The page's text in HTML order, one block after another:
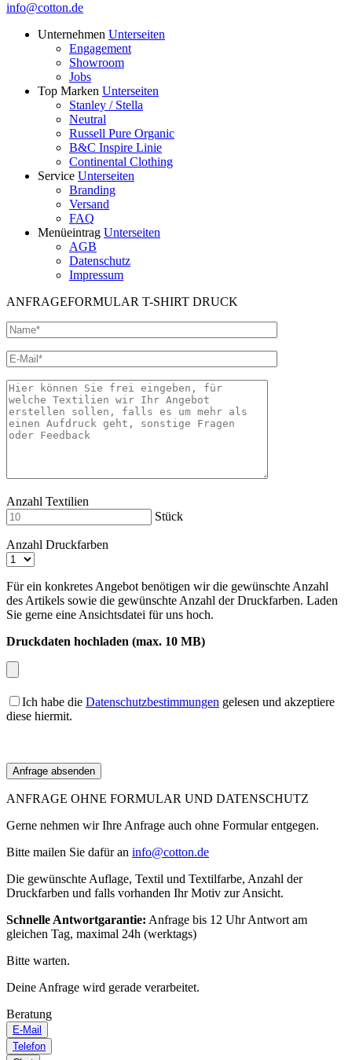
info@cotton.de
Unternehmen Unterseiten
Engagement
Showroom
Jobs
Top Marken Unterseiten
Stanley / Stella
Neutral
Russell Pure Organic
B&C Inspire Linie
Continental Clothing
Service Unterseiten
Branding
Versand
FAQ
Menüeintrag Unterseiten
AGB
Datenschutz
Impressum
ANFRAGEFORMULAR T-SHIRT DRUCK
Anzahl Textilien
Stück
Anzahl Druckfarben
Für ein konkretes Angebot benötigen wir die gewünschte Anzahl
des Artikels sowie die gewünschte Anzahl der Druckfarben. Laden
Sie gerne eine Ansichtsdatei für uns hoch.
Druckdaten hochladen (max. 10 MB)
Ich habe die Datenschutzbestimmungen gelesen und akzeptiere
diese hiermit.
ANFRAGE OHNE FORMULAR UND DATENSCHUTZ
Gerne nehmen wir Ihre Anfrage auch ohne Formular entgegen.
Bitte mailen Sie dafür an info@cotton.de
Die gewünschte Auflage, Textil und Textilfarbe, Anzahl der
Druckfarben und falls vorhanden Ihr Motiv zur Ansicht.
Schnelle Antwortgarantie: Anfrage bis 12 Uhr Antwort am
gleichen Tag, maximal 24h (werktags)
Bitte warten.
Deine Anfrage wird gerade verarbeitet.
Beratung
E-Mail
Telefon